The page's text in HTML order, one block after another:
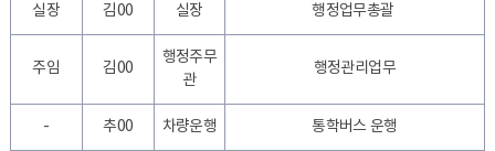
실장 김00 실장 행정업무총괄
주임 김00
행정주무
관
행정관리업무
- 추00 차량운행 통학버스 운행